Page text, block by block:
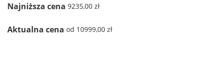
Najniższa cena 9235,00 zł
Aktualna cena od 10999,00 zł